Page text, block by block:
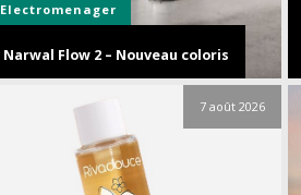
Electromenager
Narwal Flow 2 – Nouveau coloris
7 août 2026